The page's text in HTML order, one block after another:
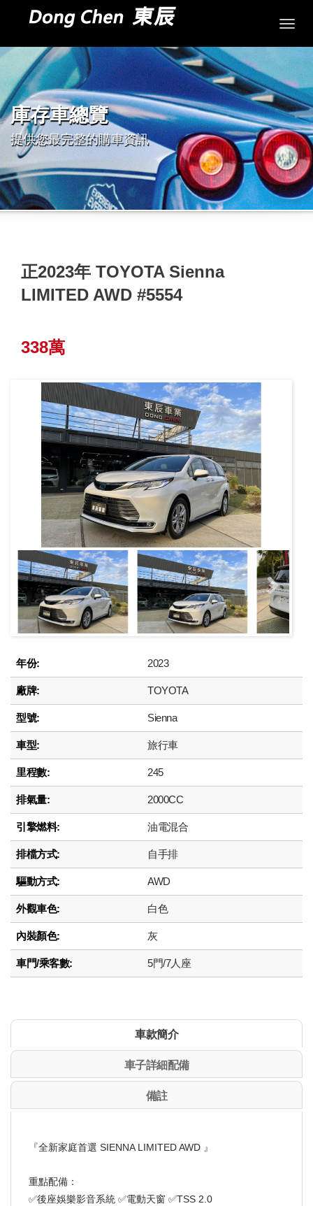
庫存車總覽
提供您最完整的購車資訊
正2023年 TOYOTA Sienna
LIMITED AWD #5554
338萬
Next
年份: 2023
廠牌: TOYOTA
型號: Sienna
車型: 旅行車
里程數: 245
排氣量: 2000CC
引擎燃料: 油電混合
排檔方式: 自手排
驅動方式: AWD
外觀車色: 白色
內裝顏色: 灰
車門/乘客數: 5門/7人座
車款簡介
車子詳細配備
備註
『全新家庭首選 SIENNA LIMITED AWD 』
重點配備：
✅後座娛樂影音系統 ✅電動天窗 ✅TSS 2.0